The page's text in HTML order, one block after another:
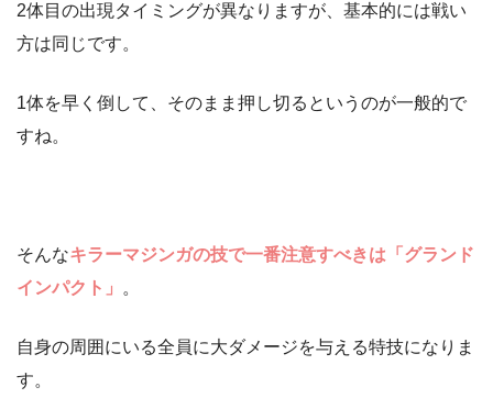
2体目の出現タイミングが異なりますが、基本的には戦い
方は同じです。
1体を早く倒して、そのまま押し切るというのが一般的で
すね。
そんなキラーマジンガの技で一番注意すべきは「グランド
インパクト」
。
自身の周囲にいる全員に大ダメージを与える特技になりま
す。